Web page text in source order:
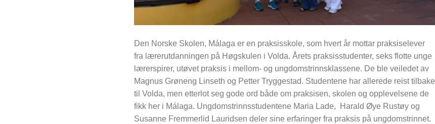
Den Norske Skolen, Málaga er en praksisskole, som hvert år mottar praksiselever
fra lærerutdanningen på Høgskulen i Volda. Årets praksisstudenter, seks flotte unge
lærerspirer, utøvet praksis i mellom- og ungdomstrinnsklassene. De ble veiledet av
Magnus Grøneng Linseth og Petter Tryggestad. Studentene har allerede reist tilbake
til Volda, men etterlot seg gode ord både om praksisen, skolen og opplevelsene de
fikk her i Málaga. Ungdomstrinnsstudentene Maria Lade, Harald Øye Rustøy og
Susanne Fremmerlid Lauridsen deler sine erfaringer fra praksis på ungdomstrinnet.